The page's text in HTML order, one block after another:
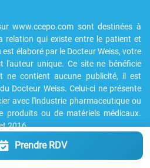
www.ccepo.com sont destinées à
relation qui existe entre le patient et
élaboré par le Docteur Weiss, votre
l'auteur unique. Ce site ne bénéficie
ne contient aucune publicité, il est
Docteur Weiss. Celui-ci ne présente
avec l'industrie pharmaceutique ou
produits ou de matériels médicaux.
2016
Prendre RDV